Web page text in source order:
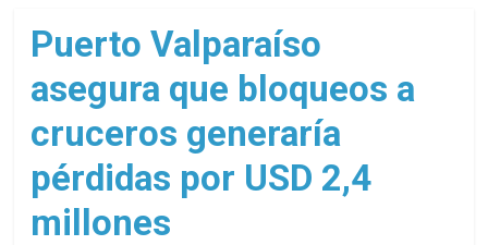
de
cruceros
en
un
solo
Puerto Valparaíso
asegura que bloqueos a
cruceros generaría
pérdidas por USD 2,4
millones